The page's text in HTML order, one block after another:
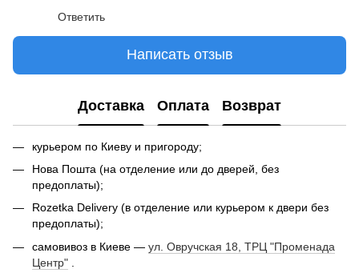
Ответить
Написать отзыв
Доставка Оплата Возврат
курьером по Киеву и пригороду;
Нова Пошта (на отделение или до дверей, без
предоплаты);
Rozetka Delivery (в отделение или курьером к двери без
предоплаты);
самовивоз в Киеве — ул. Овручская 18, ТРЦ "Променада
Центр"